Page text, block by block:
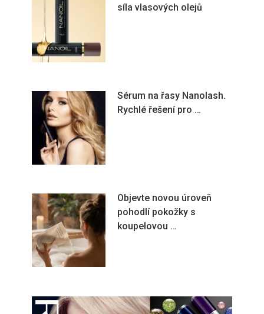
síla vlasových olejů
Sérum na řasy Nanolash.
Rychlé řešení pro …
Objevte novou úroveň
pohodlí pokožky s
koupelovou …